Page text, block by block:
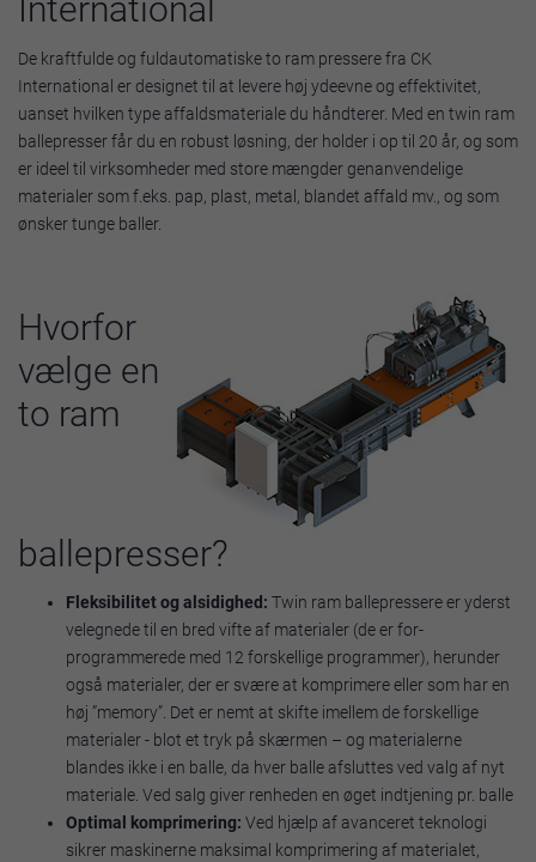
International
De kraftfulde og fuldautomatiske to ram pressere fra CK
International er designet til at levere høj ydeevne og effektivitet,
uanset hvilken type affaldsmateriale du håndterer. Med en twin ram
ballepresser får du en robust løsning, der holder i op til 20 år, og som
er ideel til virksomheder med store mængder genanvendelige
materialer som f.eks. pap, plast, metal, blandet affald mv., og som
ønsker tunge baller.
Hvorfor
vælge en
to ram
ballepresser?
Fleksibilitet og alsidighed: Twin ram ballepressere er yderst
velegnede til en bred vifte af materialer (de er for-
programmerede med 12 forskellige programmer), herunder
også materialer, der er svære at komprimere eller som har en
høj ”memory”. Det er nemt at skifte imellem de forskellige
materialer - blot et tryk på skærmen – og materialerne
blandes ikke i en balle, da hver balle afsluttes ved valg af nyt
materiale. Ved salg giver renheden en øget indtjening pr. balle
Optimal komprimering: Ved hjælp af avanceret teknologi
sikrer maskinerne maksimal komprimering af materialet,